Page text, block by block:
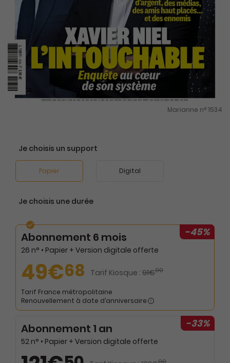
Marianne n° 1534
Je choisis un support
Papier Digital
Je choisis une durée
-45%
Abonnement 6 mois
26 n° • Papier + Version digitale offerte
49€68 Tarif Kiosque : 91€00
Tarif France métropolitaine
Renouvellement à date d’anniversaire
-33%
Abonnement 1 an
52 n° • Papier + Version digitale offerte